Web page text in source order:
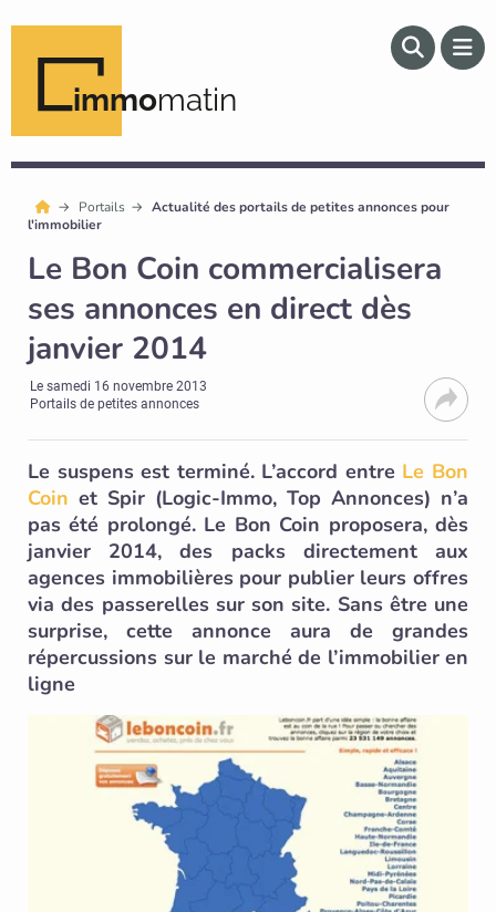
immomatin
Portails
Actualité des portails de petites annonces pour
l'immobilier
Le Bon Coin commercialisera
ses annonces en direct dès
janvier 2014
Lesamedi 16 novembre 2013
Portails de petites annonces
Le suspens est terminé. L’accord entre Le Bon
Coin et Spir (Logic-Immo, Top Annonces) n’a
pas été prolongé. Le Bon Coin proposera, dès
janvier 2014, des packs directement aux
agences immobilières pour publier leurs offres
via des passerelles sur son site. Sans être une
surprise, cette annonce aura de grandes
répercussions sur le marché de l’immobilier en
ligne